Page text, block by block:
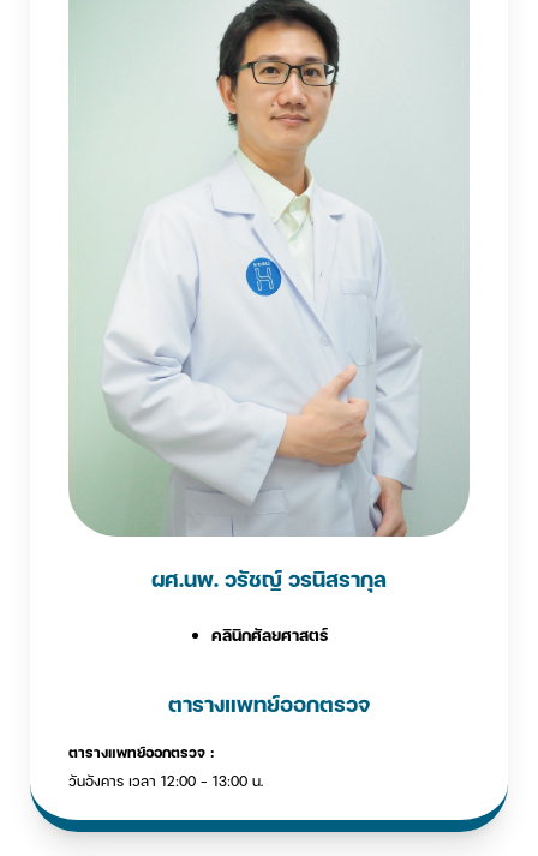
ผศ.นพ. วรัชญ์ วรนิสรากุล
คลินิกศัลยศาสตร์
ตารางแพทย์ออกตรวจ
ตารางแพทย์ออกตรวจ :
วันอังคาร เวลา 12:00 - 13:00 น.